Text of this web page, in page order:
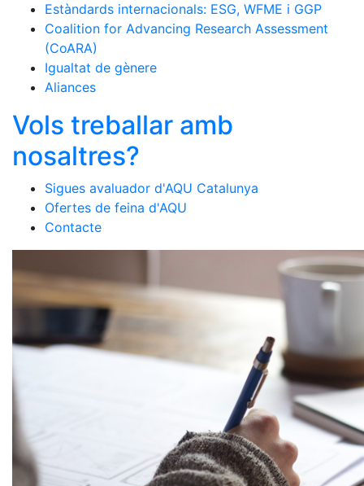
Estàndards internacionals: ESG, WFME i GGP
Coalition for Advancing Research Assessment
(CoARA)
Igualtat de gènere
Aliances
Vols treballar amb
nosaltres?
Sigues avaluador d'AQU Catalunya
Ofertes de feina d'AQU
Contacte